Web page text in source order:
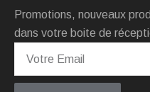
Promotions, nouveaux
dans votre boite de